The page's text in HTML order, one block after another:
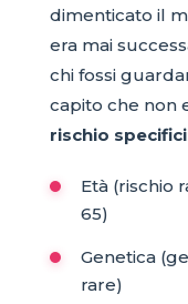
dimenticato il
era mai
chi fossi
capito che non
rischio
Età (rischio
65)
Genetica
rare)